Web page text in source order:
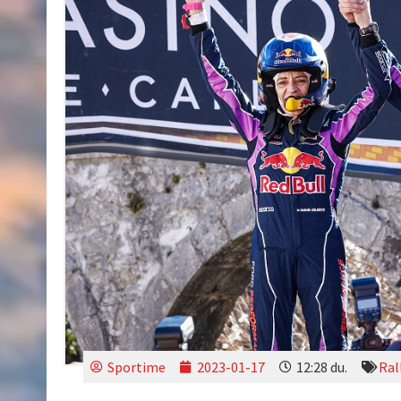
Sportime 2023-01-17 12:28 du.